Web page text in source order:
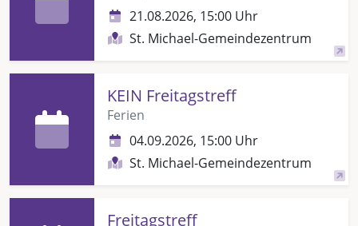
21.08.2026, 15:00 Uhr
St. Michael-Gemeindezentrum
KEIN Freitagstreff
Ferien
04.09.2026, 15:00 Uhr
St. Michael-Gemeindezentrum
Freitagstreff